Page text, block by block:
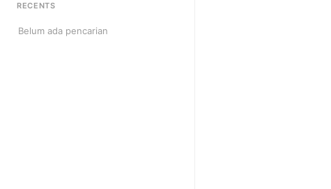
RECENTS
Belum ada pencarian